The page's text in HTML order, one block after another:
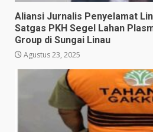
Aliansi Jurnalis Penyelamat
Satgas PKH Segel Lahan
Group di Sungai Linau
Agustus 23, 2025